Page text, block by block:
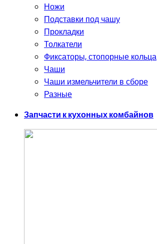
Ножи
Подставки под чашу
Прокладки
Толкатели
Фиксаторы, стопорные кольца
Чаши
Чаши измельчители в сборе
Разные
Запчасти к кухонных комбайнов